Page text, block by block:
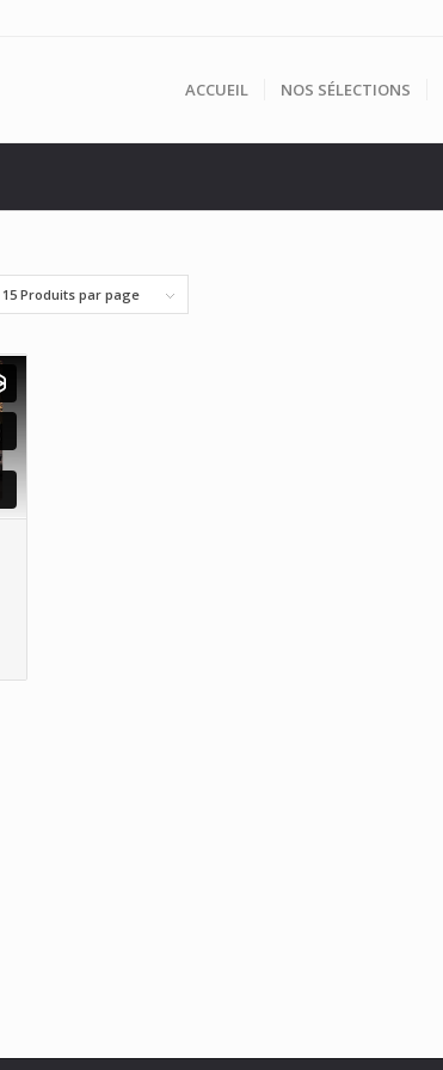
ACCUEIL NOS SÉLECTIONS
15 Produits par page